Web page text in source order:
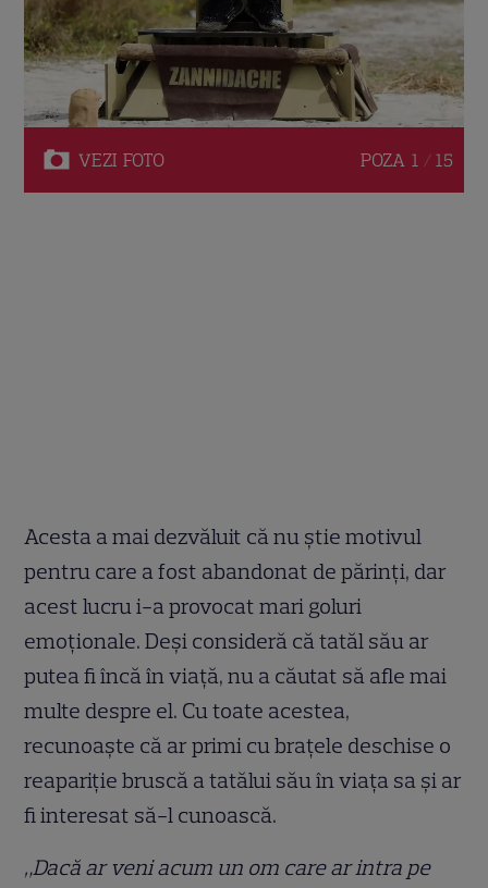
VEZI FOTO POZA 1 / 15
Acesta a mai dezvăluit că nu știe motivul
pentru care a fost abandonat de părinți, dar
acest lucru i-a provocat mari goluri
emoționale. Deși consideră că tatăl său ar
putea fi încă în viață, nu a căutat să afle mai
multe despre el. Cu toate acestea,
recunoaște că ar primi cu brațele deschise o
reapariție bruscă a tatălui său în viața sa și ar
fi interesat să-l cunoască.
„Dacă ar veni acum un om care ar intra pe